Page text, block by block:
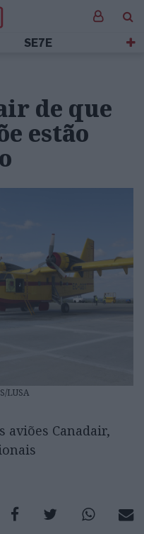
SE7E
de que
estão
LUSA
aviões Canadair,